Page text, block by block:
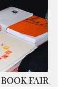
FAIR